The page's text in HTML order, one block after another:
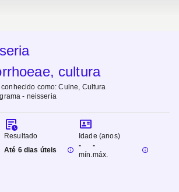
cultura
conhecido como:Culne, Cultura
- neisseria
Resultado
Até 6 dias úteis
Idade (anos)
-
mín.
-
máx.